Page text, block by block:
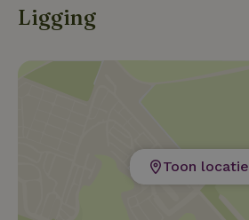
Ligging
Toon locatie